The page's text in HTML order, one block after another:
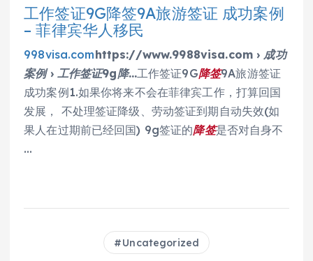
工作签证9G降签9A旅游签证 成功案例
– 菲律宾华人移民
998visa.comhttps://www.9988visa.com › 成功
案例 › 工作签证9g降…工作签证9G降签9A旅游签证
成功案例1.如果你将来不会在菲律宾工作，打算回国
发展， 不处理签证降级、劳动签证到期自动失效(如
果人在过期前已经回国) 9g签证的降签是否对自身不
…
Uncategorized